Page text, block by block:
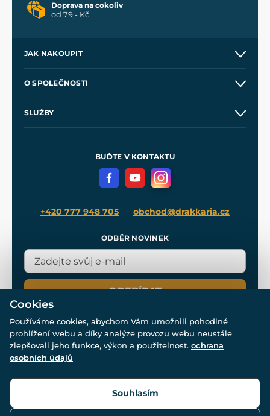
Doprava na cokoliv
od 79,- Kč
JAK NAKOUPIT
Velkoobchod
O SPOLEČNOSTI
SLUŽBY
Meče pro Kingdom Come
BUĎTE V KONTAKTU
+420 777 948 705 obchod@drakkaria.cz
ODBĚR NOVINEK
ODEBÍRAT
© Všechna práva vyhrazena. www.drakkaria.cz 2007-2026.
Cookies
Používáme cookies, abychom Vám umožnili pohodlné
prohlížení webu a díky analýze provozu webu neustále
zlepšovali jeho funkce, výkon a použitelnost. ochrana
osobních údajů
Souhlasím